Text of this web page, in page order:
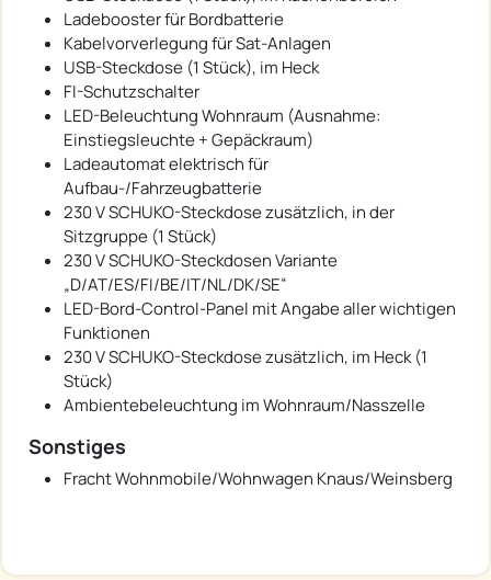
Ladebooster für Bordbatterie
Kabelvorverlegung für Sat-Anlagen
USB-Steckdose (1 Stück), im Heck
FI-Schutzschalter
LED-Beleuchtung Wohnraum (Ausnahme:
Einstiegsleuchte + Gepäckraum)
Ladeautomat elektrisch für
Aufbau-/Fahrzeugbatterie
230 V SCHUKO-Steckdose zusätzlich, in der
Sitzgruppe (1 Stück)
230 V SCHUKO-Steckdosen Variante
„D/AT/ES/FI/BE/IT/NL/DK/SE“
LED-Bord-Control-Panel mit Angabe aller wichtigen
Funktionen
230 V SCHUKO-Steckdose zusätzlich, im Heck (1
Stück)
Ambientebeleuchtung im Wohnraum/Nasszelle
Sonstiges
Fracht Wohnmobile/Wohnwagen Knaus/Weinsberg